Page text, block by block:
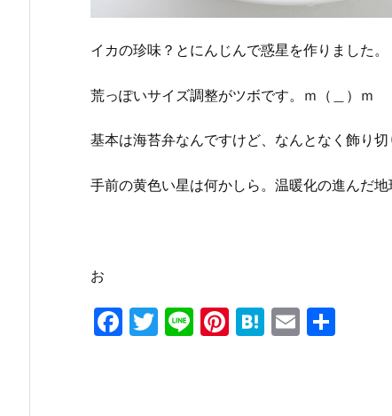
イカの珍味？とにんじんで惑星を作りました。
荒っぽいサイズ調整がツボです。ｍ（＿）ｍ
基本は海苔弁なんですけど、なんとなく飾り切
手前の黄色い星は何かしら。温暖化の進んだ地
お
F
T
Li Pi H
E